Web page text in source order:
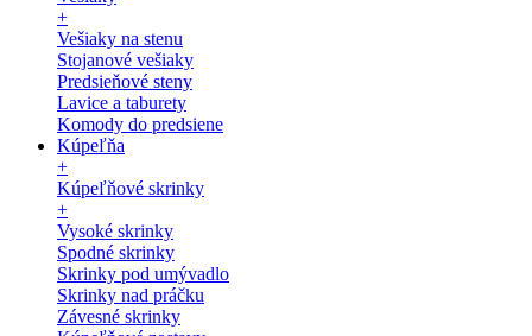
+
Vešiaky na stenu
Stojanové vešiaky
Predsieňové steny
Lavice a taburety
Komody do predsiene
Kúpeľňa
+
Kúpeľňové skrinky
+
Vysoké skrinky
Spodné skrinky
Skrinky pod umývadlo
Skrinky nad práčku
Závesné skrinky